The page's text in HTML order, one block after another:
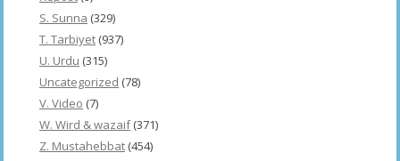
S. Sunna (329)
T. Tarbiyet (937)
U. Urdu (315)
Uncategorized (78)
V. Video (7)
W. Wird & wazaif(371)
Z. Mustahebbat (454)